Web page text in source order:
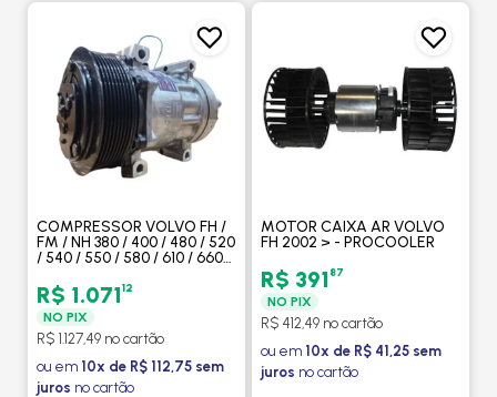
COMPRESSOR VOLVO FH /
FM / NH 380 / 400 / 480 / 520
/ 540 / 550 / 580 / 610 / 660
POLIA 132MM - PROCOOLER
R$ 1.07112
NO PIX
R$ 1.127,49 no cartão
ou em 10x de R$ 112,75 sem
juros no cartão
MOTOR CAIXA AR VOLVO
FH 2002 > - PROCOOLER
R$ 391 87
NO PIX
R$ 412,49 no cartão
ou em 10x de R$ 41,25 sem
juros no cartão